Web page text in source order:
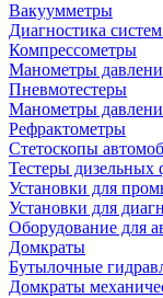
Вакуумметры
Диагностика
Компрессометры
Манометры
Пневмотестеры
Манометры
Рефрактометры
Стетоскопы
Тестеры дизельных
Установки для
Установки для
Оборудование для
Домкраты
Бутылочные
Домкраты